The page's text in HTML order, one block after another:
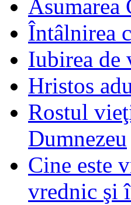
Întâlnirea
Iubirea de
Hristos
Rostul
Dumnezeu
Cine este
vrednic şi